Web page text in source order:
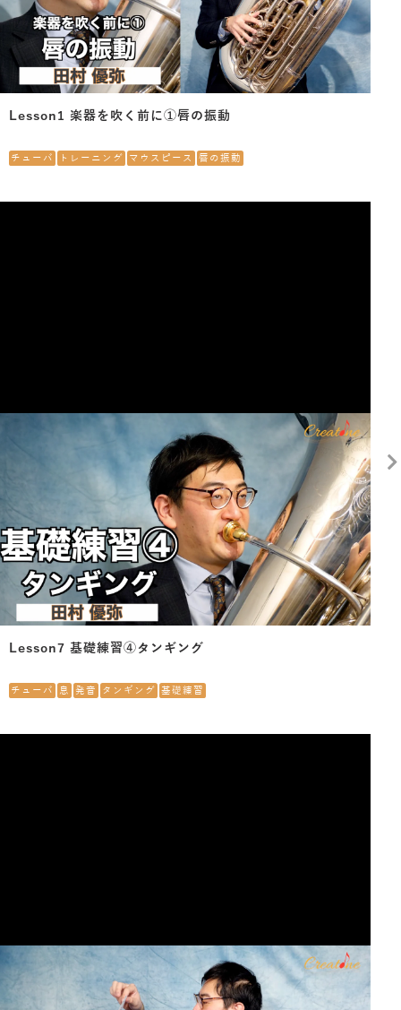
Lesson1 楽器を吹く前に①唇の振動
チューバ トレーニング マウスピース 唇の振動
Lesson7 基礎練習④タンギング
チューバ 息 発音 タンギング 基礎練習